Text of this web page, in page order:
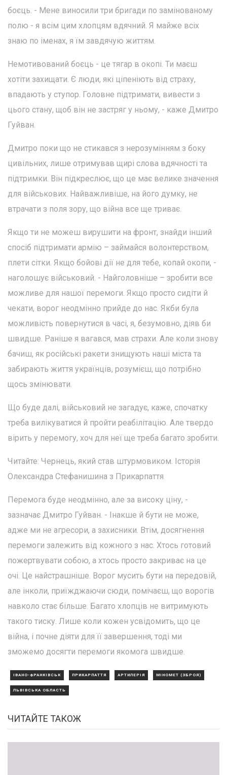
боєць. - Мене виносили три бригади по замінованому
полю - я всім цим хлопцям вдячний. Я майже всіх
знаю по іменах, я їм завдячую життям.
Немотивований боєць - це тягар в окопі. Ти маєш
хотіти захищати. Є люди, які ціпеніють від страху,
впадають у ступор. Головне підтримати, вивести з
цього стану, щоб він не застряг у ньому, - каже Дмитро
Гуйван.
Дмитро поки що не стикався з нерозумінням з боку
цивільних, лише отримував щирі слова вдячності та
підтримки. Він підкреслює, що це має велике значення
для військових. Найважливіше, на його думку, не
втрачати з поля зору, що війна все ще триває.
Якщо ти не можеш вирушити на фронт, знайди інший
спосіб підтримати армію – займайся волонтерством,
плети сітки. Якщо бойові дії не для тебе, копай окопи, -
наголошує військовий. - Найголовніше – зробити все
можливе для нашої перемоги. Якщо просто сидіти й
чекати, ворог неодмінно прийде до нас. Якби була
можливість повернутися в часі, я, безумовно, діяв би
швидше. Раніше я вагався, мав страхи. Але коли знову
бачиш, як російські ракети знищують наші міста та
забирають життя українців, розумієш, що потрібно
щось змінювати.
Що буде далі, військовий не загадує, каже, спочатку
треба вилікуватися й пройти реабілітацію. Але твердо
вірить у перемогу, хоч для неї ще треба багато зробити.
Читайте: Чернець, який став штурмовиком. Історія
Олександра Стефанишина з Прикарпаття
Перемога буде неодмінно, але за високу ціну, -
зазначає Дмитро Гуйван. - Інакше й бути не може,
адже ми не агресори, а захисники. Втім, досягнення
перемоги залежить від кожного з нас. Хтось готовий
пожертвувати собою, а хтось просто закриває на це
очі. Це найстрашніше. Ворог мусить бути на передовій,
але інколи, приїжджаючи сюди, помічаєш, що ворогів
навколо стає більше. Багато хлопців не витримують
такого тиску. Лише коли кожен усвідомить, що це
війна, і почне діяти для її завершення, тоді ми
зможемо досягти перемоги якомога швидше.
ІВАНО-ФРАНКІВСЬК ПРИКАРПАТТЯ АРТИЛЕРІЯ МІНОМЕТ (ЗБРОЯ)
ЛЬВІВСЬКА ОБЛАСТЬ
ЧИТАЙТЕ ТАКОЖ